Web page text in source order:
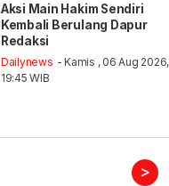
Aksi Main Hakim Sendiri
Kembali Berulang Dapur
Redaksi
Dailynews - Kamis , 06 Aug 2026,
19:45 WIB
>